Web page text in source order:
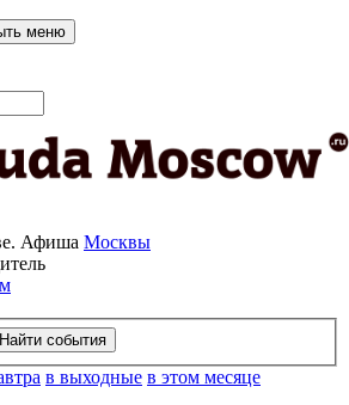
меню
Афиша Москвы
в выходные в этом месяце